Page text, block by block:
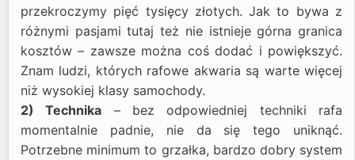
przekroczymy pięć tysięcy złotych. Jak to bywa z
różnymi pasjami tutaj też nie istnieje górna granica
kosztów – zawsze można coś dodać i powiększyć.
Znam ludzi, których rafowe akwaria są warte więcej
niż wysokiej klasy samochody.
2) Technika – bez odpowiedniej techniki rafa
momentalnie padnie, nie da się tego uniknąć.
Potrzebne minimum to grzałka, bardzo dobry system